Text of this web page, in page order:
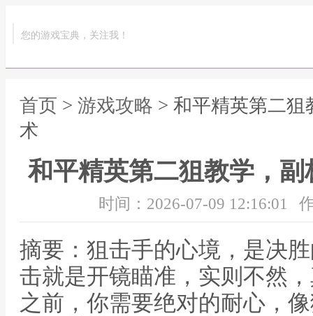
您的游戏宝典，关注我！
首页 > 游戏攻略 > 和平精英第二
术
和平精英第二狙教学，
时间：2026-07-09 12:16:01
摘要：狙击手的心境，是决
击就是开镜瞄准，实则不然
之前，你需要绝对的耐心，